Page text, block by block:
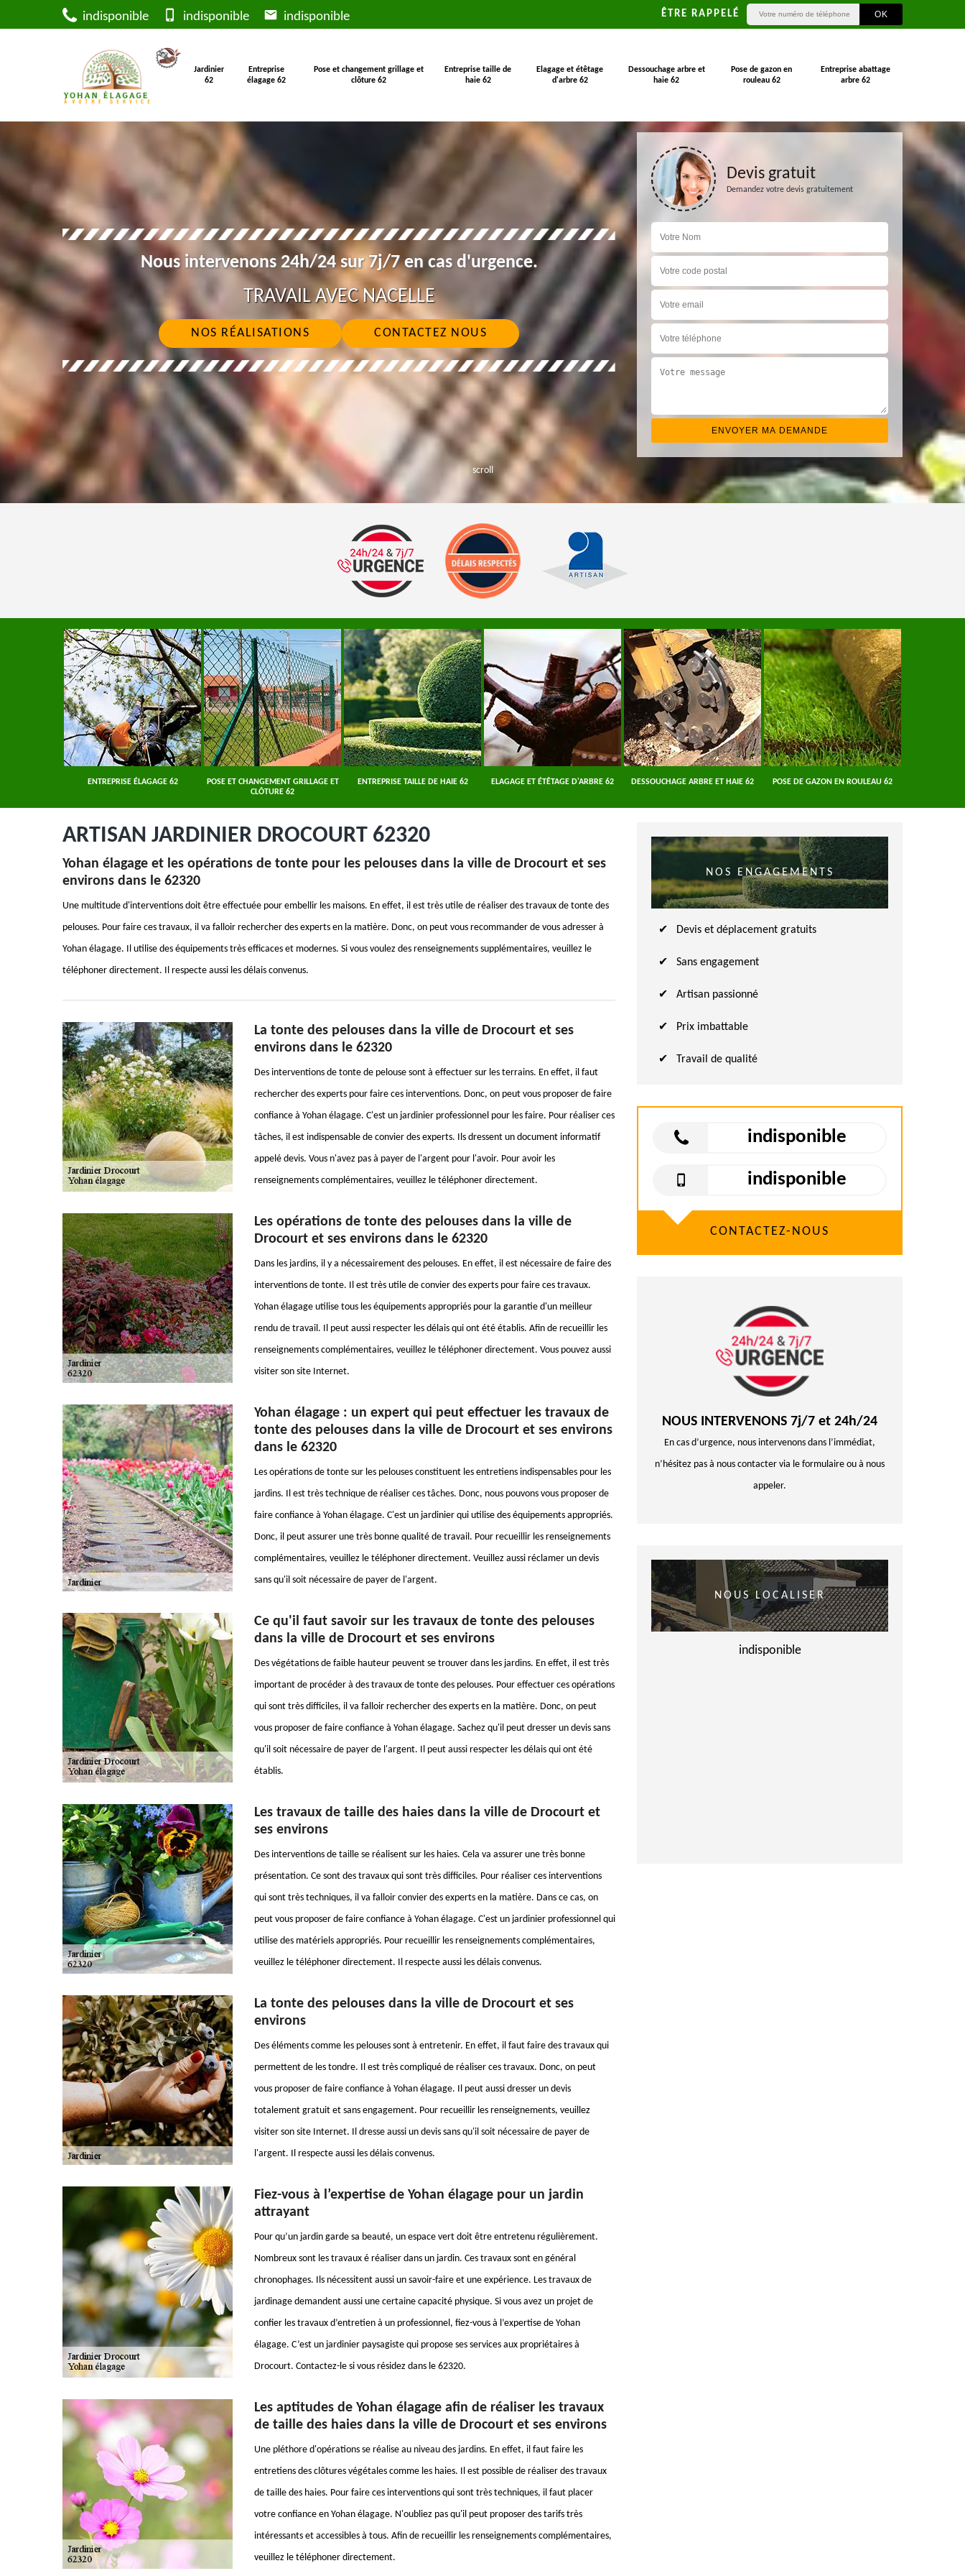
indisponible indisponible indisponible ÊTRE RAPPELÉ
Jardinier
62
Entreprise
élagage 62
Pose et changement grillage et
clôture 62
Entreprise taille de
haie 62
Elagage et étêtage
d'arbre 62
Dessouchage arbre et
haie 62
Pose de gazon en
rouleau 62
Entreprise abattage
arbre 62
scroll
Nous intervenons 24h/24 sur 7j/7 en cas d'urgence.
TRAVAIL AVEC NACELLE
NOS RÉALISATIONS CONTACTEZ NOUS
Devis gratuit
Demandez votre devis gratuitement
ENTREPRISE ÉLAGAGE 62
POSE ET CHANGEMENT GRILLAGE ET
CLÔTURE 62
ENTREPRISE TAILLE DE HAIE 62 ELAGAGE ET ÉTÊTAGE D'ARBRE 62 DESSOUCHAGE ARBRE ET HAIE 62 POSE DE GAZON EN ROULEAU 62
ARTISAN JARDINIER DROCOURT 62320
Yohan élagage et les opérations de tonte pour les pelouses dans la ville de Drocourt et ses
environs dans le 62320
Une multitude d'interventions doit être effectuée pour embellir les maisons. En effet, il est très utile de réaliser des travaux de tonte des
pelouses. Pour faire ces travaux, il va falloir rechercher des experts en la matière. Donc, on peut vous recommander de vous adresser à
Yohan élagage. Il utilise des équipements très efficaces et modernes. Si vous voulez des renseignements supplémentaires, veuillez le
téléphoner directement. Il respecte aussi les délais convenus.
La tonte des pelouses dans la ville de Drocourt et ses
environs dans le 62320
Des interventions de tonte de pelouse sont à effectuer sur les terrains. En effet, il faut
rechercher des experts pour faire ces interventions. Donc, on peut vous proposer de faire
confiance à Yohan élagage. C'est un jardinier professionnel pour les faire. Pour réaliser ces
tâches, il est indispensable de convier des experts. Ils dressent un document informatif
appelé devis. Vous n'avez pas à payer de l'argent pour l'avoir. Pour avoir les
renseignements complémentaires, veuillez le téléphoner directement.
Les opérations de tonte des pelouses dans la ville de
Drocourt et ses environs dans le 62320
Dans les jardins, il y a nécessairement des pelouses. En effet, il est nécessaire de faire des
interventions de tonte. Il est très utile de convier des experts pour faire ces travaux.
Yohan élagage utilise tous les équipements appropriés pour la garantie d'un meilleur
rendu de travail. Il peut aussi respecter les délais qui ont été établis. Afin de recueillir les
renseignements complémentaires, veuillez le téléphoner directement. Vous pouvez aussi
visiter son site Internet.
Yohan élagage : un expert qui peut effectuer les travaux de
tonte des pelouses dans la ville de Drocourt et ses environs
dans le 62320
Les opérations de tonte sur les pelouses constituent les entretiens indispensables pour les
jardins. Il est très technique de réaliser ces tâches. Donc, nous pouvons vous proposer de
faire confiance à Yohan élagage. C'est un jardinier qui utilise des équipements appropriés.
Donc, il peut assurer une très bonne qualité de travail. Pour recueillir les renseignements
complémentaires, veuillez le téléphoner directement. Veuillez aussi réclamer un devis
sans qu'il soit nécessaire de payer de l'argent.
Ce qu'il faut savoir sur les travaux de tonte des pelouses
dans la ville de Drocourt et ses environs
Des végétations de faible hauteur peuvent se trouver dans les jardins. En effet, il est très
important de procéder à des travaux de tonte des pelouses. Pour effectuer ces opérations
qui sont très difficiles, il va falloir rechercher des experts en la matière. Donc, on peut
vous proposer de faire confiance à Yohan élagage. Sachez qu'il peut dresser un devis sans
qu'il soit nécessaire de payer de l'argent. Il peut aussi respecter les délais qui ont été
établis.
Les travaux de taille des haies dans la ville de Drocourt et
ses environs
Des interventions de taille se réalisent sur les haies. Cela va assurer une très bonne
présentation. Ce sont des travaux qui sont très difficiles. Pour réaliser ces interventions
qui sont très techniques, il va falloir convier des experts en la matière. Dans ce cas, on
peut vous proposer de faire confiance à Yohan élagage. C'est un jardinier professionnel qui
utilise des matériels appropriés. Pour recueillir les renseignements complémentaires,
veuillez le téléphoner directement. Il respecte aussi les délais convenus.
La tonte des pelouses dans la ville de Drocourt et ses
environs
Des éléments comme les pelouses sont à entretenir. En effet, il faut faire des travaux qui
permettent de les tondre. Il est très compliqué de réaliser ces travaux. Donc, on peut
vous proposer de faire confiance à Yohan élagage. Il peut aussi dresser un devis
totalement gratuit et sans engagement. Pour recueillir les renseignements, veuillez
visiter son site Internet. Il dresse aussi un devis sans qu'il soit nécessaire de payer de
l'argent. Il respecte aussi les délais convenus.
Fiez-vous à l’expertise de Yohan élagage pour un jardin
attrayant
Pour qu’un jardin garde sa beauté, un espace vert doit être entretenu régulièrement.
Nombreux sont les travaux é réaliser dans un jardin. Ces travaux sont en général
chronophages. Ils nécessitent aussi un savoir-faire et une expérience. Les travaux de
jardinage demandent aussi une certaine capacité physique. Si vous avez un projet de
confier les travaux d’entretien à un professionnel, fiez-vous à l’expertise de Yohan
élagage. C’est un jardinier paysagiste qui propose ses services aux propriétaires à
Drocourt. Contactez-le si vous résidez dans le 62320.
Les aptitudes de Yohan élagage afin de réaliser les travaux
de taille des haies dans la ville de Drocourt et ses environs
Une pléthore d'opérations se réalise au niveau des jardins. En effet, il faut faire les
entretiens des clôtures végétales comme les haies. Il est possible de réaliser des travaux
de taille des haies. Pour faire ces interventions qui sont très techniques, il faut placer
votre confiance en Yohan élagage. N'oubliez pas qu'il peut proposer des tarifs très
intéressants et accessibles à tous. Afin de recueillir les renseignements complémentaires,
veuillez le téléphoner directement.
NOS ENGAGEMENTS
Devis et déplacement gratuits
Sans engagement
Artisan passionné
Prix imbattable
Travail de qualité
indisponible
indisponible
CONTACTEZ-NOUS
NOUS INTERVENONS 7j/7 et 24h/24
En cas d’urgence, nous intervenons dans l’immédiat,
n’hésitez pas à nous contacter via le formulaire ou à nous
appeler.
NOUS LOCALISER
indisponible